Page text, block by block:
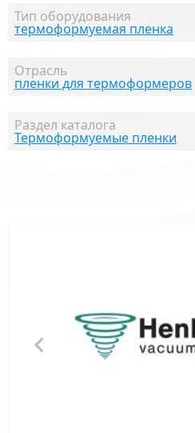
Тип оборудования
термоформуемая пленка
Отрасль
пленки для термоформеров
Раздел каталога
Термоформуемые пленки